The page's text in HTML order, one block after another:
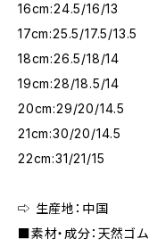
16cm:24.5/16/13
17cm:25.5/17.5/13.5
18cm:26.5/18/14
19cm:28/18.5/14
20cm:29/20/14.5
21cm:30/20/14.5
22cm:31/21/15
⇨ 生産地：中国
■素材・成分：天然ゴム